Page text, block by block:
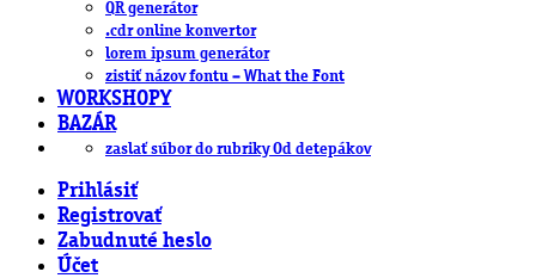
QR generátor
.cdr online konvertor
lorem ipsum generátor
zistiť názov fontu – What the Font
WORKSHOPY
BAZÁR
zaslať súbor do rubriky Od detepákov
Prihlásiť
Registrovať
Zabudnuté heslo
Účet